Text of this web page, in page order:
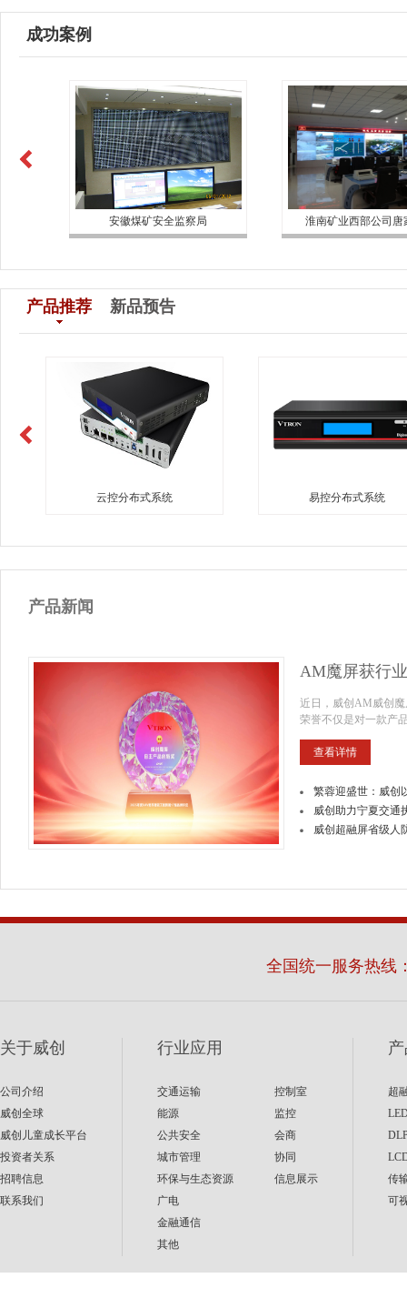
成功案例
安徽煤矿安全监察局 淮南矿业西部公司唐家会
产品推荐 新品预告
云控分布式系统 易控分布式系统
智慧城市轨道交通可视化解决方案 智慧矿山可视化解决方案
产品新闻
AM魔屏获行
近日，威创AM威创
荣誉不仅是对一款产
查看详情
繁蓉迎盛世：威创
威创助力宁夏交通
威创超融屏省级人
全国统一服务热线
关于威创
公司介绍
威创全球
威创儿童成长平台
投资者关系
招聘信息
联系我们
行业应用
交通运输
能源
公共安全
城市管理
环保与生态资源
广电
金融通信
其他
控制室
监控
会商
协同
信息展示
超
传
可